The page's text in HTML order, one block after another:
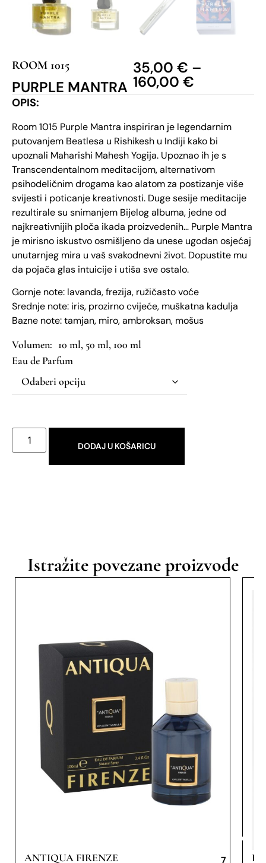
ROOM 1015
PURPLE MANTRA
35,00 € –
160,00 €
OPIS:
Room 1015 Purple Mantra inspiriran je legendarnim
putovanjem Beatlesa u Rishikesh u Indiji kako bi
upoznali Maharishi Mahesh Yogija. Upoznao ih je s
Transcendentalnom meditacijom, alternativom
psihodeličnim drogama kao alatom za postizanje više
svijesti i poticanje kreativnosti. Duge sesije meditacije
rezultirale su snimanjem Bijelog albuma, jedne od
najkreativnijih ploča ikada proizvedenih… Purple Mantra
je mirisno iskustvo osmišljeno da unese ugodan osjećaj
unutarnjeg mira u vaš svakodnevni život. Dopustite mu
da pojača glas intuicije i utiša sve ostalo.
Gornje note: lavanda, frezija, ružičasto voće
Srednje note: iris, prozirno cvijeće, muškatna kadulja
Bazne note: tamjan, miro, ambroksan, mošus
10 ml, 50 ml, 100 ml
Eau de Parfum
DODAJ U KOŠARICU
Istražite povezane proizvode
ANTIQUA FIRENZE 7